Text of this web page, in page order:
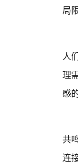
局
人
理
感
共
连